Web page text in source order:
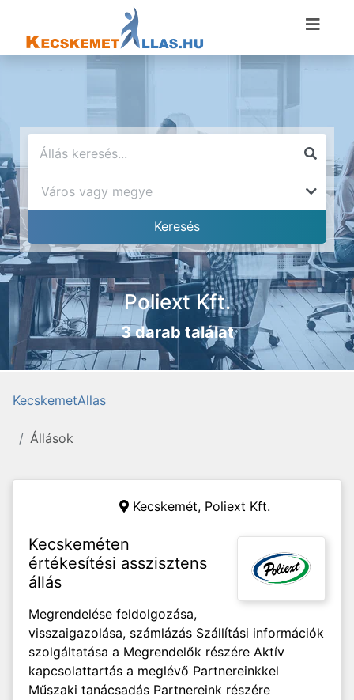
Poliext Kft.
3 darab találat
KecskemetAllas
Állások
Kecskemét, Poliext Kft.
Kecskeméten
értékesítési asszisztens
állás
Megrendelése feldolgozása,
visszaigazolása, számlázás Szállítási információk
szolgáltatása a Megrendelők részére Aktív
kapcsolattartás a meglévő Partnereinkkel
Műszaki tanácsadás Partnereink részére